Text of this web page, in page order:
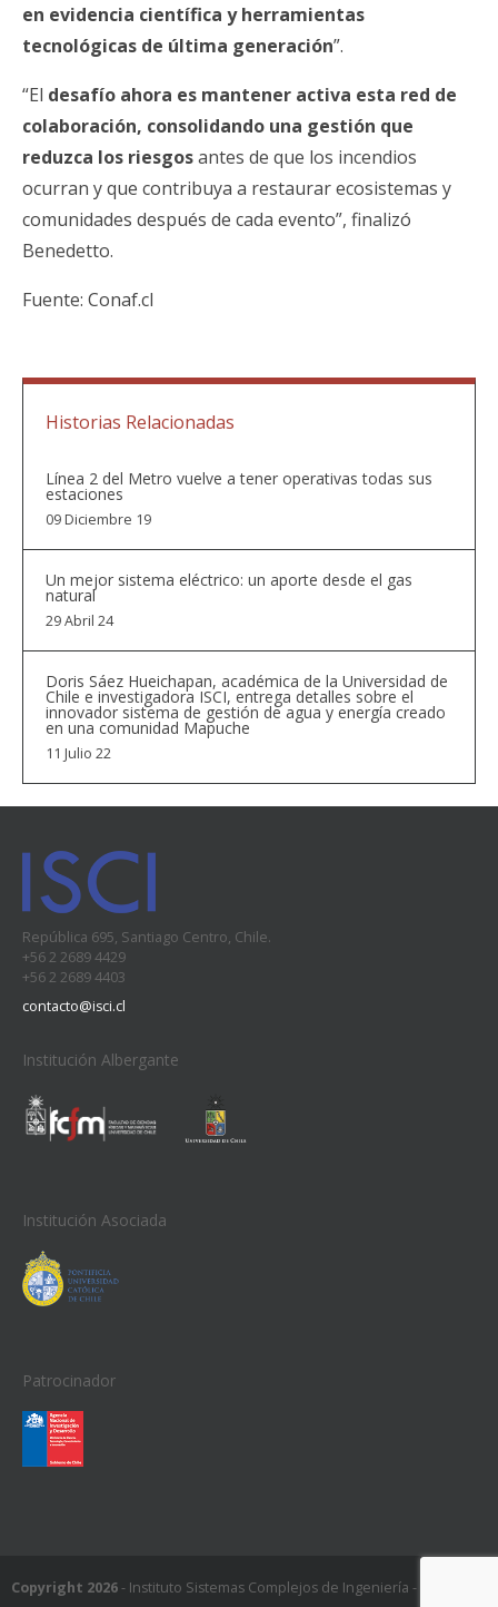
en evidencia científica y herramientas
tecnológicas de última generación”.
“El desafío ahora es mantener activa esta red de
colaboración, consolidando una gestión que
reduzca los riesgosantes de que los incendios
ocurran y que contribuya a restaurar ecosistemas y
comunidades después de cada evento”, finalizó
Benedetto.
Fuente: Conaf.cl
Historias Relacionadas
Línea 2 del Metro vuelve a tener operativas todas sus
estaciones
09 Diciembre 19
Un mejor sistema eléctrico: un aporte desde el gas
natural
29 Abril 24
Doris Sáez Hueichapan, académica de la Universidad de
Chile e investigadora ISCI, entrega detalles sobre el
innovador sistema de gestión de agua y energía creado
en una comunidad Mapuche
11 Julio 22
República 695, Santiago Centro, Chile.
+56 2 2689 4429
+56 2 2689 4403
contacto@isci.cl
Institución Albergante
Institución Asociada
Patrocinador
Copyright 2026- Instituto Sistemas Complejos de Ingeniería - ISCI